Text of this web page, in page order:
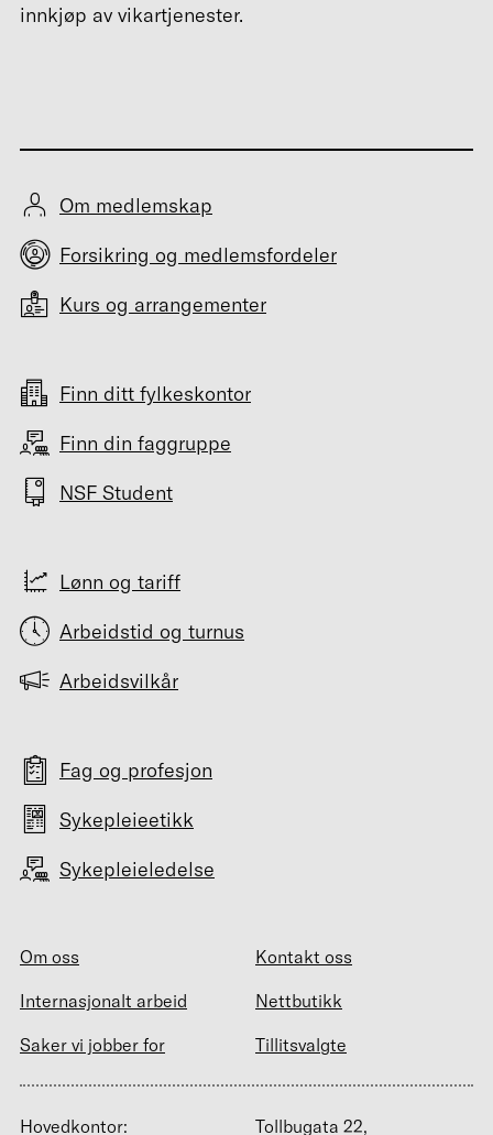
innkjøp av vikartjenester.
Om medlemskap
Forsikring og medlemsfordeler
Kurs og arrangementer
Finn ditt fylkeskontor
Finn din faggruppe
NSF Student
Lønn og tariff
Arbeidstid og turnus
Arbeidsvilkår
Fag og profesjon
Sykepleieetikk
Sykepleieledelse
Om oss
Kontakt oss
Internasjonalt arbeid
Nettbutikk
Saker vi jobber for
Tillitsvalgte
Hovedkontor:
Tollbugata 22,